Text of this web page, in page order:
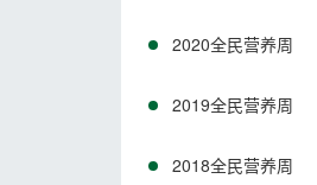
2020全民营养周
2019全民营养周
2018全民营养周